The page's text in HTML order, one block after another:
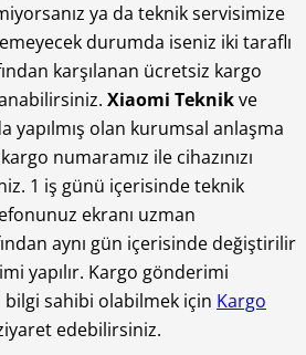
ya da teknik servisimize
durumda iseniz iki taraflı
karşılanan ücretsiz kargo
Xiaomi Teknikve
yapılmış olan kurumsal anlaşma
kargo numaramız ile cihazınızı
1 iş günü içerisinde teknik
ekranı uzman
aynı gün içerisinde değiştirilir
yapılır. Kargo gönderimi
bilgi sahibi olabilmek için Kargo
edebilirsiniz.